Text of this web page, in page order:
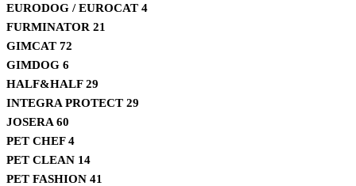
EURODOG / EUROCAT 4
FURMINATOR 21
GIMCAT 72
GIMDOG 6
HALF&HALF29
INTEGRA PROTECT 29
JOSERA 60
PET CHEF4
PET CLEAN 14
PET FASHION 41